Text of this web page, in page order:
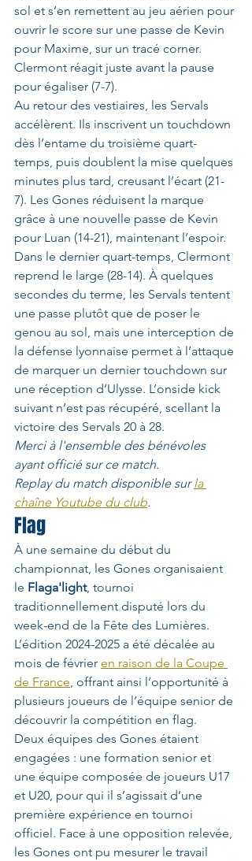
sol et s’en remettent au jeu aérien pour
ouvrir le score sur une passe de Kevin
pour Maxime, sur un tracé corner.
Clermont réagit juste avant la pause
pour égaliser (7-7).
Au retour des vestiaires, les Servals
accélèrent. Ils inscrivent un touchdown
dès l’entame du troisième quart-
temps, puis doublent la mise quelques
minutes plus tard, creusant l’écart (21-
7). Les Gones réduisent la marque
grâce à une nouvelle passe de Kevin
pour Luan (14-21), maintenant l’espoir.
Dans le dernier quart-temps, Clermont
reprend le large (28-14). À quelques
secondes du terme, les Servals tentent
une passe plutôt que de poser le
genou au sol, mais une interception de
la défense lyonnaise permet à l’attaque
de marquer un dernier touchdown sur
une réception d’Ulysse. L’onside kick
suivant n’est pas récupéré, scellant la
victoire des Servals 20 à 28.
Merci à l'ensemble des bénévoles
ayant officié sur ce match.
Replay du match disponible sur la
chaîne Youtube du club.
Flag
À une semaine du début du
championnat, les Gones organisaient
le Flaga'light, tournoi
traditionnellement disputé lors du
week-end de la Fête des Lumières.
L’édition 2024-2025 a été décalée au
mois de février en raison de la Coupe
de France, offrant ainsi l’opportunité à
plusieurs joueurs de l’équipe senior de
découvrir la compétition en flag.
Deux équipes des Gones étaient
engagées : une formation senior et
une équipe composée de joueurs U17
et U20, pour qui il s’agissait d’une
première expérience en tournoi
officiel. Face à une opposition relevée,
les Gones ont pu mesurer le travail